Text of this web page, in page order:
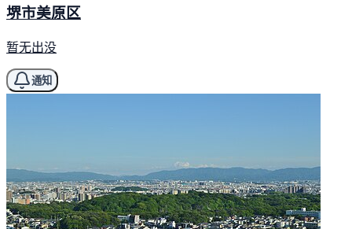
堺市美原区
暂无出没
通知